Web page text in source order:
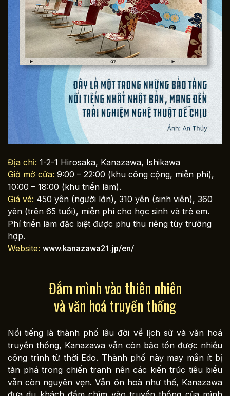
Địa chỉ: 1-2-1 Hirosaka, Kanazawa, Ishikawa
Giờ mở cửa: 9:00 – 22:00 (khu công cộng, miễn phí),
10:00 – 18:00 (khu triển lãm).
Giá vé: 450 yên (người lớn), 310 yên (sinh viên), 360
yên (trên 65 tuổi), miễn phí cho học sinh và trẻ em.
Phí triển lãm đặc biệt được phụ thu riêng tùy trường
hợp.
Website: www.kanazawa21.jp/en/
Đắm mình vào thiên nhiên
và văn hoá truyền thống
Nổi tiếng là thành phố lâu đời về lịch sử và văn hoá
truyền thống, Kanazawa vẫn còn bảo tồn được nhiều
công trình từ thời Edo. Thành phố này may mắn ít bị
tàn phá trong chiến tranh nên các kiến trúc tiêu biểu
vẫn còn nguyên vẹn. Vẫn ôn hoà như thế, Kanazawa